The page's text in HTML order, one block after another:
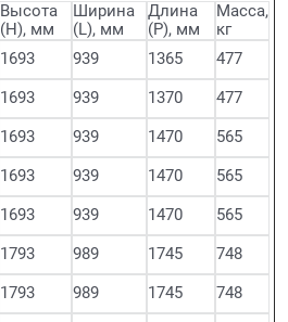
Высота
(H), мм
Ширина
(L), мм
Длина
(P), мм
Масса,
кг
1693 939 1365
477
1693 939 1370
477
1693 939 1470
565
1693 939 1470
565
1693 939 1470
565
1793 989 1745
748
1793 989 1745
748